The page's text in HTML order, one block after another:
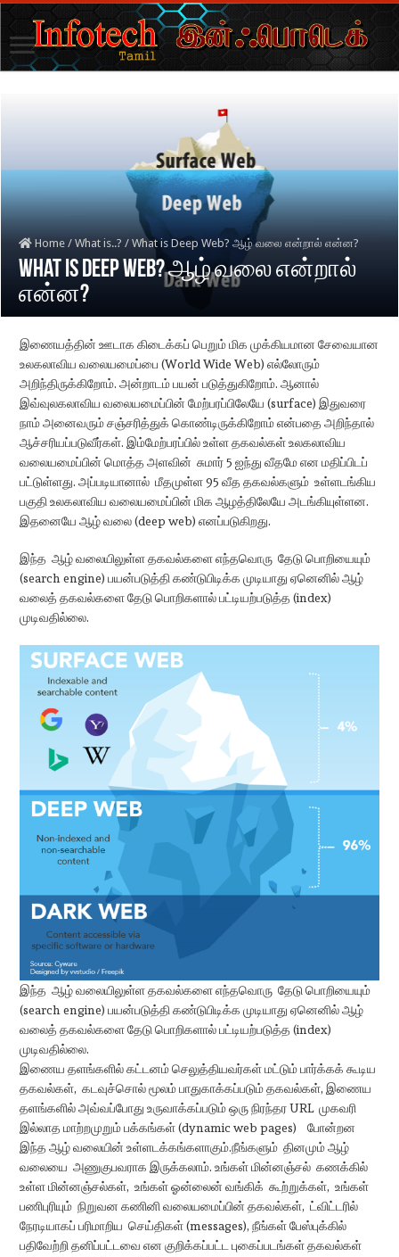
Home / What is..? / What is Deep Web? ஆழ் வலை என்றால் என்ன?
What is Deep Web? ஆழ் வலை என்றால்
என்ன?
இணையத்தின் ஊடாக கிடைக்கப் பெறும் மிக முக்கியமான சேவையான
உலகலாவிய வலையமைப்பை (World Wide Web) எல்லோரும்
அறிந்திருக்கிறோம். அன்றாடம் பயன் படுத்துகிறோம். ஆனால்
இவ்வுலகலாவிய வலையமைப்பின் மேற்பரப்பிலேயே (surface) இதுவரை
நாம் அனைவரும் சஞ்சரித்துக் கொண்டிருக்கிறோம் என்பதை அறிந்தால்
ஆச்சரியப்படுவீர்கள். இம்மேற்பரப்பில் உள்ள தகவல்கள் உலகலாவிய
வலையமைப்பின் மொத்த அளவின் சுமார் 5 ஐந்து வீதமே என மதிப்பிடப்
பட்டுள்ளது. அப்படியானால் மீதமுள்ள 95 வீத தகவல்களும் உள்ளடங்கிய
பகுதி உலகலாவிய வலையமைப்பின் மிக ஆழத்திலேயே அடங்கியுள்ளன.
இதனையே ஆழ் வலை (deep web) எனப்படுகிறது.
இந்த ஆழ் வலையிலுள்ள தகவல்களை எந்தவொரு தேடு பொறியையும்
(search engine) பயன்படுத்தி கண்டுபிடிக்க முடியாது ஏனெனில் ஆழ்
வலைத் தகவல்களை தேடு பொறிகளால் பட்டியற்படுத்த (index)
முடிவதில்லை.
இந்த ஆழ் வலையிலுள்ள தகவல்களை எந்தவொரு தேடு பொறியையும்
(search engine) பயன்படுத்தி கண்டுபிடிக்க முடியாது ஏனெனில் ஆழ்
வலைத் தகவல்களை தேடு பொறிகளால் பட்டியற்படுத்த (index)
முடிவதில்லை.
இணைய தளங்களில் கட்டனம் செலுத்தியவர்கள் மட்டும் பார்க்கக் கூடிய
தகவல்கள், கடவுச்சொல் மூலம் பாதுகாக்கப்படும் தகவல்கள், இணைய
தளங்களில் அவ்வப்போது உருவாக்கப்படும் ஒரு நிரந்தர URL முகவரி
இல்லாத மாற்றமுறும் பக்கங்கள் (dynamic web pages) போன்றன
இந்த ஆழ் வலையின் உள்ளடக்கங்களாகும்.நீங்களும் தினமும் ஆழ்
வலையை அணுகுபவராக இருக்கலாம். உங்கள் மின்னஞ்சல் கணக்கில்
உள்ள மின்னஞ்சல்கள், உங்கள் ஓன்லைன் வங்கிக் கூற்றுக்கள், உங்கள்
பணிபுரியும் நிறுவன கணினி வலையமைப்பின் தகவல்கள், ட்விட்டரில்
நேரடியாகப் பரிமாறிய செய்திகள் (messages), நீங்கள் பேஸ்புக்கில்
பதிவேற்றி தனிப்பட்டவை என குறிக்கப்பட்ட புகைப்படங்கள் தகவல்கள்